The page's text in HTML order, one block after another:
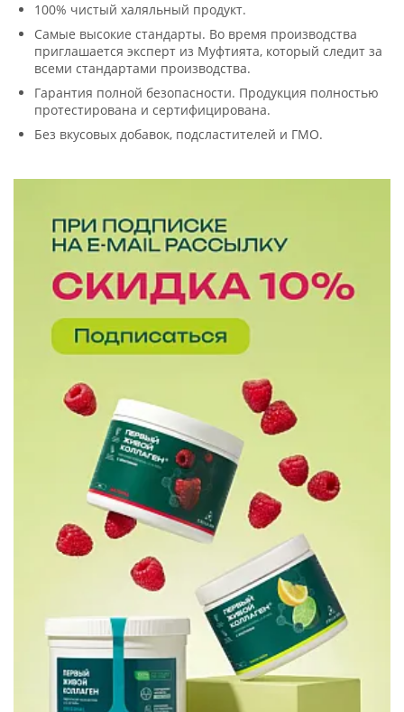
100% чистый халяльный продукт.
Самые высокие стандарты. Во время производства
приглашается эксперт из Муфтията, который следит за
всеми стандартами производства.
Гарантия полной безопасности. Продукция полностью
протестирована и сертифицирована.
Без вкусовых добавок, подсластителей и ГМО.